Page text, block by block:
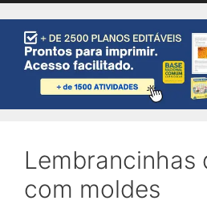
Lembrancinhas
com moldes